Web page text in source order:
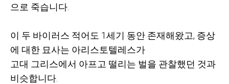
으로 죽습니다
이 두 바이러스 적어도 1세기 동안 존재해왔고, 증상
에 대한 묘사는 아리스토텔레스가
고대 그리스에서 아프고 떨리는 벌을 관찰했던 것과
비슷합니다